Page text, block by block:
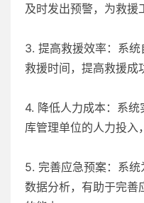
及时发出预警，为救援
3. 提高救援效率：系
救援时间，提高救援成
4. 降低人力成本：系
库管理单位的人力投入
5. 完善应急预案：系
数据分析，有助于完善